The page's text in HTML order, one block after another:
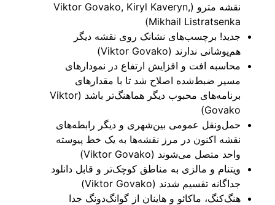
نقشه مترو (Viktor Govako, Kiryl Kaveryn,
Mikhail Listratsenka)
جدید! برچسب‌های نشانک روی نقشه دیگر
هم‌پوشانی ندارند (Viktor Govako)
محاسبه افت و افزایش ارتفاع در نمودارهای
مسیر ضبط‌شده اصلاح شد تا با مقدارهای
برنامه‌های محبوب دیگر هماهنگ‌تر باشد (Viktor
Govako)
حمل‌ونقل عمومی بین‌شهری و دیگر رابطه‌های
نقشه اکنون در مرز نقشه‌ها به یک خط پیوسته
واحد متصل می‌شوند (Viktor Govako)
ویتنام و مالزی به مناطق کوچک‌تر و قابل دانلود
جداگانه تقسیم شدند (Viktor Govako)
هنگ‌کنگ، ماکائو و هاینان از گوانگ‌دونگ جدا